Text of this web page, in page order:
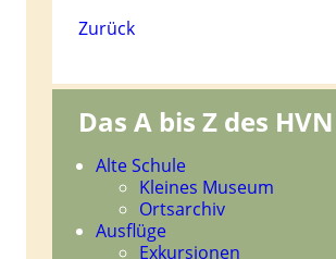
Zurück
Das A bis Z des HVN
Navigation
überspringen
Alte Schule
Kleines Museum
Ortsarchiv
Ausflüge
Exkursionen